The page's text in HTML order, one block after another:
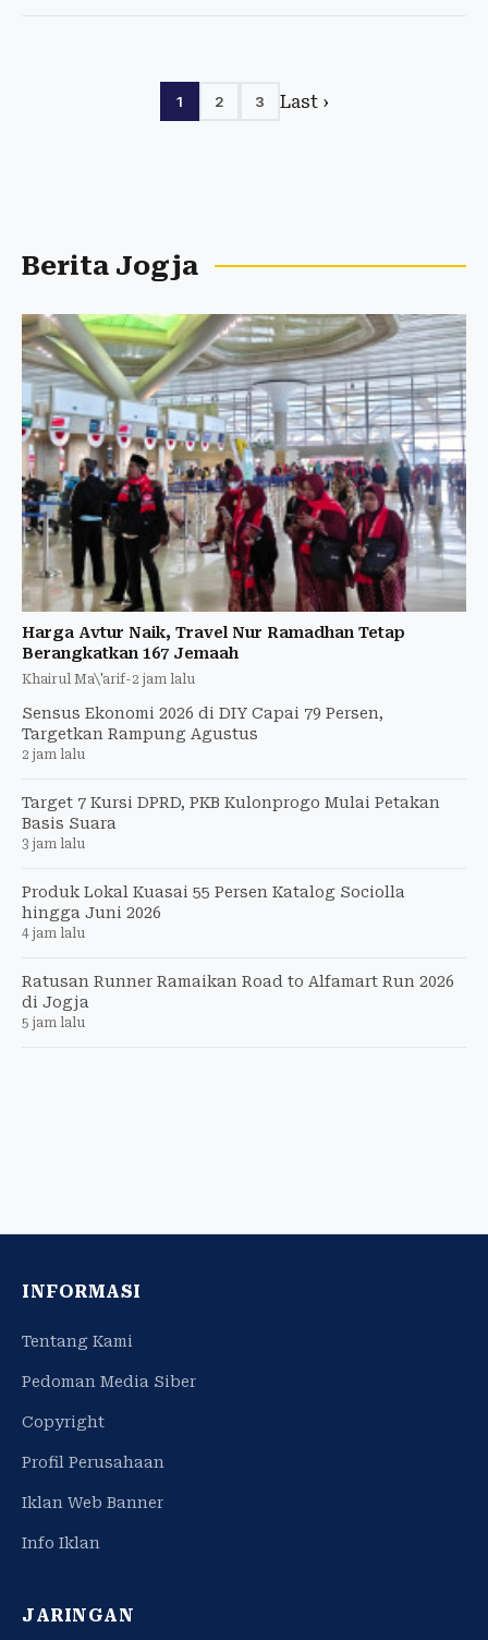
1 2 3 Last ›
Berita Jogja
Harga Avtur Naik, Travel Nur Ramadhan Tetap
Berangkatkan 167 Jemaah
Khairul Ma\'arif-2 jam lalu
Sensus Ekonomi 2026 di DIY Capai 79 Persen,
Targetkan Rampung Agustus
2 jam lalu
Target 7 Kursi DPRD, PKB Kulonprogo Mulai Petakan
Basis Suara
3 jam lalu
Produk Lokal Kuasai 55 Persen Katalog Sociolla
hingga Juni 2026
4 jam lalu
Ratusan Runner Ramaikan Road to Alfamart Run 2026
di Jogja
5 jam lalu
INFORMASI
Tentang Kami
Pedoman Media Siber
Copyright
Profil Perusahaan
Iklan Web Banner
Info Iklan
JARINGAN